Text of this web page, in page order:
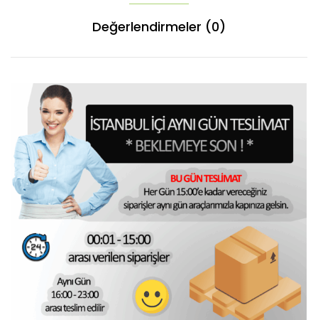
Değerlendirmeler (0)